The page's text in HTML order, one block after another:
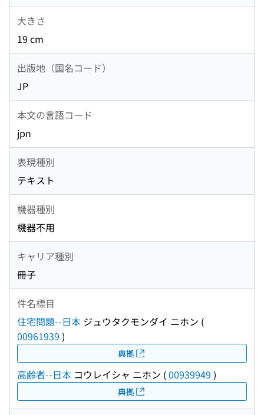
大きさ
19 cm
出版地（国名コード）
JP
本文の言語コード
jpn
表現種別
テキスト
機器種別
機器不用
キャリア種別
冊子
件名標目
住宅問題--日本 ジュウタクモンダイ ニホン (
00961939 )
典拠
高齢者--日本 コウレイシャ ニホン (00939949 )
典拠